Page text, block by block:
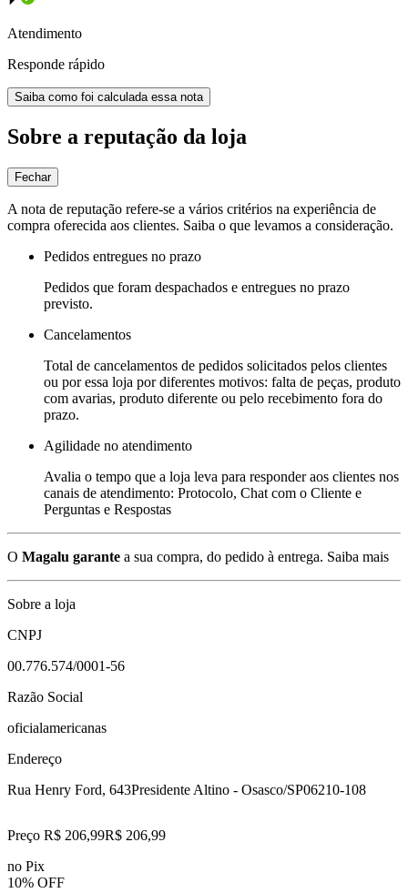
Atendimento
Responde rápido
Saiba como foi calculada essa nota
Sobre a reputação da loja
Fechar
A nota de reputação refere-se a vários critérios na experiência de
compra oferecida aos clientes. Saiba o que levamos a consideração.
Pedidos entregues no prazo
Pedidos que foram despachados e entregues no prazo
previsto.
Cancelamentos
Total de cancelamentos de pedidos solicitados pelos clientes
ou por essa loja por diferentes motivos: falta de peças, produto
com avarias, produto diferente ou pelo recebimento fora do
prazo.
Agilidade no atendimento
Avalia o tempo que a loja leva para responder aos clientes nos
canais de atendimento: Protocolo, Chat com o Cliente e
Perguntas e Respostas
O Magalu garante a sua compra, do pedido à entrega. Saiba mais
Sobre a loja
CNPJ
00.776.574/0001-56
Razão Social
oficialamericanas
Endereço
Rua Henry Ford, 643Presidente Altino - Osasco/SP06210-108
Preço R$ 206,99R$ 206,99
no Pix
10% OFF